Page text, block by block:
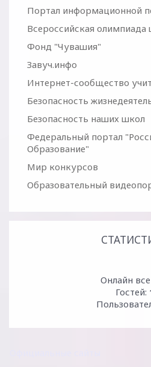
Портал информационной
Всероссийская
Фонд "Чувашия"
Завуч.инфо
Интернет-сообщество
Безопасность
Безопасность наших школ
Федеральный портал
Образование"
Мир конкурсов
Образовательный
Онлайн
Гостей: